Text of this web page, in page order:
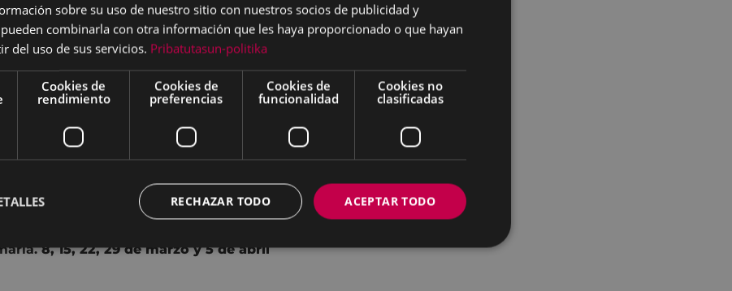
ver los listados de los/as niños/as admitidos/as en el taller de
bat"
primaria. 15, 22, 29 de marzo y 5 de abril
a 12:00
primaria. 8, 15, 22, 29 de marzo y 5 de abril
8, 15, 22, 29 de marzo y 5 de abril
sobre su uso de nuestro sitio con nuestros socios de publicidad y
combinarla con otra información que les haya proporcionado o que hayan
del uso de sus servicios. Pribatutasun-politika
Cookies de
rendimiento
Cookies de
preferencias
Cookies de
funcionalidad
Cookies no
clasificadas
ACEPTAR TODO
RECHAZAR TODO